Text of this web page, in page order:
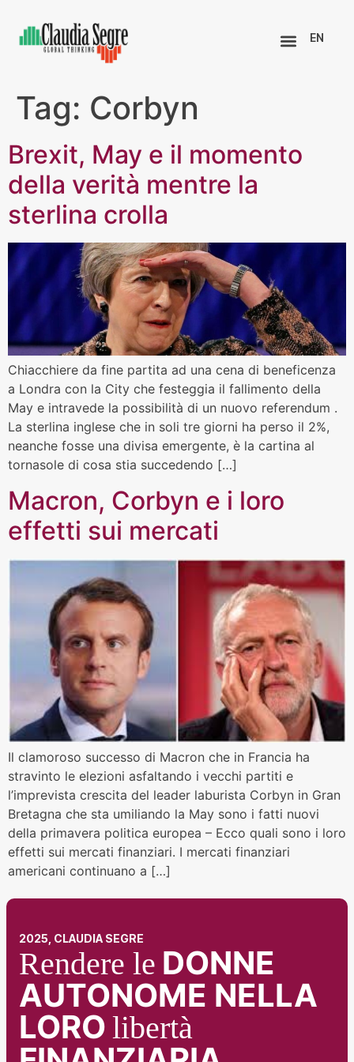
EN
Tag: Corbyn
Brexit, May e il momento
della verità mentre la
sterlina crolla
Chiacchiere da fine partita ad una cena di beneficenza
a Londra con la City che festeggia il fallimento della
May e intravede la possibilità di un nuovo referendum .
La sterlina inglese che in soli tre giorni ha perso il 2%,
neanche fosse una divisa emergente, è la cartina al
tornasole di cosa stia succedendo […]
Macron, Corbyn e i loro
effetti sui mercati
Il clamoroso successo di Macron che in Francia ha
stravinto le elezioni asfaltando i vecchi partiti e
l’imprevista crescita del leader laburista Corbyn in Gran
Bretagna che sta umiliando la May sono i fatti nuovi
della primavera politica europea – Ecco quali sono i loro
effetti sui mercati finanziari. I mercati finanziari
americani continuano a […]
2025, CLAUDIA SEGRE
Rendere le DONNE
AUTONOME NELLA
LORO libertà